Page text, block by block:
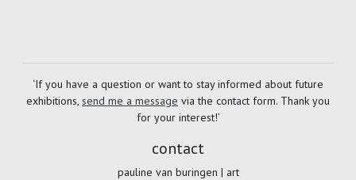
‘If you have a question or want to stay informed about future
exhibitions, send me a message via the contact form. Thank you
for your interest!’
contact
pauline van buringen | art